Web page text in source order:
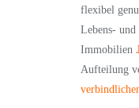
flexibel
Lebens-
Immobilien
Aufteilung